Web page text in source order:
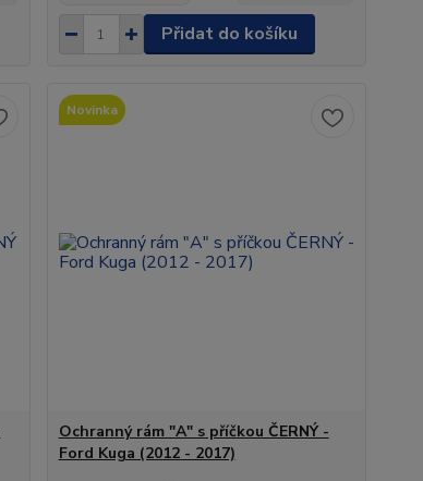
Přidat do košíku
Novinka
Ochranný rám "A" s příčkou ČERNÝ -
Ford Kuga (2012 - 2017)